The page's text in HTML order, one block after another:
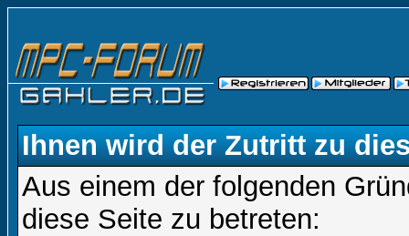
Ihnen wird der Zutritt zu
Aus einem der folgenden
diese Seite zu betreten: